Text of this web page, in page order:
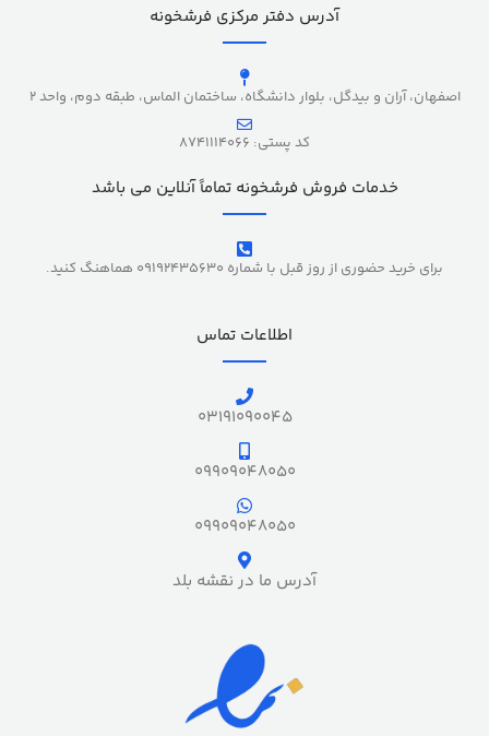
آدرس دفتر مرکزی فرشخونه
اصفهان، آران و بیدگل، بلوار دانشگاه، ساختمان الماس، طبقه دوم، واحد 2
کد پستی: 8741114066
خدمات فروش فرشخونه تماماً آنلاین می باشد
برای خرید حضوری از روز قبل با شماره 09192435630 هماهنگ کنید.
اطلاعات تماس
03191090045
09909048050
09909048050
آدرس ما در نقشه بلد